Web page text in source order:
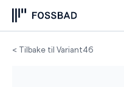
Du har ingen
< Tilbake til Variant46